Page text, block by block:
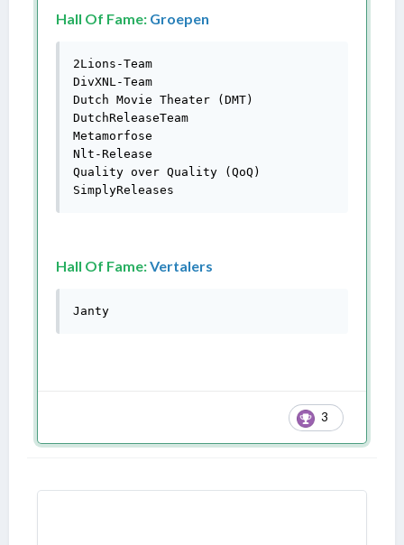
Hall Of Fame: Groepen
2Lions-Team
DivXNL-Team
Dutch Movie Theater (DMT)
DutchReleaseTeam
Metamorfose
Nlt-Release
Quality over Quality (QoQ)
SimplyReleases
Hall Of Fame:Vertalers
Janty
3